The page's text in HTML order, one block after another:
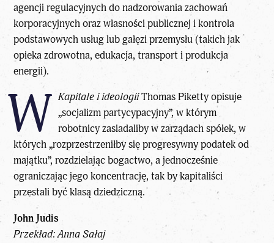
agencji regulacyjnych do nadzorowania zachowań
korporacyjnych oraz własności publicznej i kontrola
podstawowych usług lub gałęzi przemysłu (takich jak
opieka zdrowotna, edukacja, transport i produkcja
energii).
W Kapitale i ideologiiThomas Piketty opisuje
„socjalizm partycypacyjny”, w którym
robotnicy zasiadaliby w zarządach spółek, w
których „rozprzestrzeniłby się progresywny podatek od
majątku”, rozdzielając bogactwo, a jednocześnie
ograniczając jego koncentrację, tak by kapitaliści
przestali być klasą dziedziczną.
John Judis
Przekład: Anna Sałaj